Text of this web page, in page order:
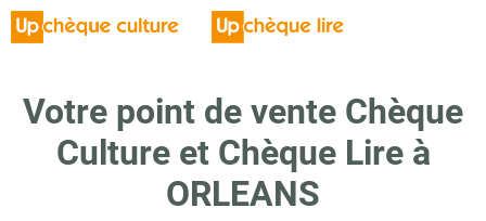
Votre point de vente Chèque
Culture et Chèque Lire à
ORLEANS